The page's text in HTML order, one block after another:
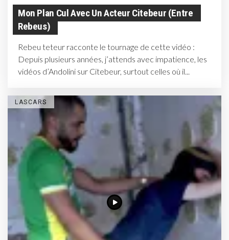
Mon Plan Cul Avec Un Acteur Citebeur (entre
Rebeus)
Rebeu teteur racconte le tournage de cette vidéo :
Depuis plusieurs années, j’attends avec impatience, les
vidéos d’Andolini sur Citebeur, surtout celles où il...
LASCARS